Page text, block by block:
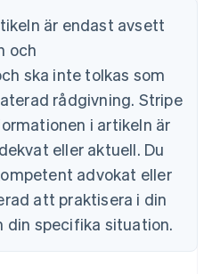
är endast avsett
och
ska inte tolkas som
rådgivning. Stripe
i artikeln är
eller aktuell. Du
advokat eller
att praktisera i din
din specifika situation.